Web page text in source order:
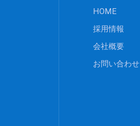
HOME
採用情報
会社概要
お問い合わせ